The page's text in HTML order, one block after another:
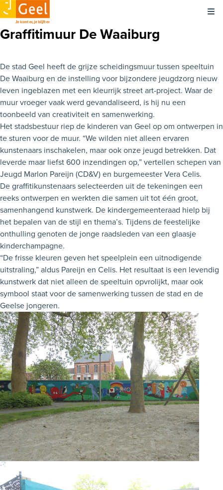
Graffitimuur De Waaiburg
De stad Geel heeft de grijze scheidingsmuur tussen speeltuin
De Waaiburg en de instelling voor bijzondere jeugdzorg nieuw
leven ingeblazen met een kleurrijk street art-project. Waar de
muur vroeger vaak werd gevandaliseerd, is hij nu een
toonbeeld van creativiteit en samenwerking.
Het stadsbestuur riep de kinderen van Geel op om ontwerpen in
te sturen voor de muur. “We wilden niet alleen ervaren
kunstenaars inschakelen, maar ook onze jeugd betrekken. Dat
leverde maar liefst 600 inzendingen op,” vertellen schepen van
Jeugd Marlon Pareijn (CD&V) en burgemeester Vera Celis.
De graffitikunstenaars selecteerden uit de tekeningen een
reeks ontwerpen en werkten die samen uit tot één groot,
samenhangend kunstwerk. De kindergemeenteraad hielp bij
het bepalen van de stijl en thema’s. Tijdens de feestelijke
onthulling genoten de jonge raadsleden van een glaasje
kinderchampagne.
“De frisse kleuren geven het speelplein een uitnodigende
uitstraling,” aldus Pareijn en Celis. Het resultaat is een levendig
kunstwerk dat niet alleen de speeltuin opvrolijkt, maar ook
symbool staat voor de samenwerking tussen de stad en de
Geelse jongeren.